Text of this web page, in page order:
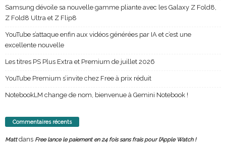
Samsung dévoile sa nouvelle gamme pliante avec les Galaxy Z Fold8,
Z Fold8 Ultra et Z Flip8
YouTube s’attaque enfin aux vidéos générées par IA et c’est une
excellente nouvelle
Les titres PS Plus Extra et Premium de juillet 2026
YouTube Premium s’invite chez Free à prix réduit
NotebookLM change de nom, bienvenue à Gemini Notebook !
Commentaires récents
Mattdans Free lance le paiement en 24 fois sans frais pour l’Apple Watch !